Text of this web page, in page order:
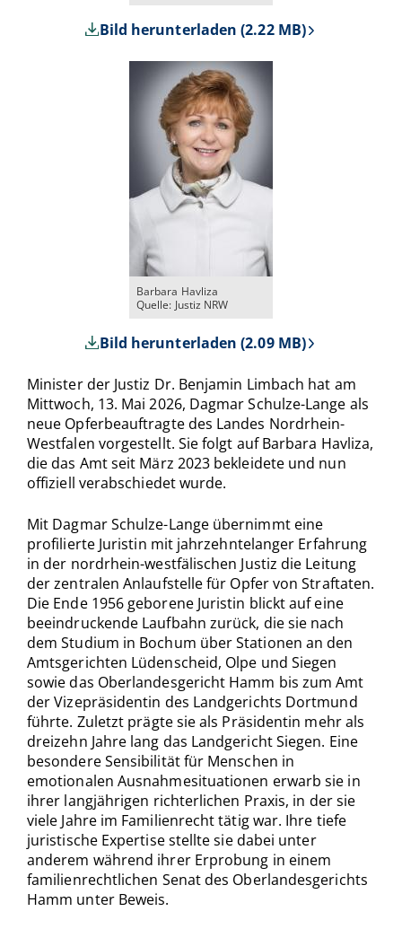
Bild herunterladen (2.22 MB)
Barbara Havliza
Quelle: Justiz NRW
Bild herunterladen (2.09 MB)
Minister der Justiz Dr. Benjamin Limbach hat am
Mittwoch, 13. Mai 2026, Dagmar Schulze-Lange als
neue Opferbeauftragte des Landes Nordrhein-
Westfalen vorgestellt. Sie folgt auf Barbara Havliza,
die das Amt seit März 2023 bekleidete und nun
offiziell verabschiedet wurde.
Mit Dagmar Schulze-Lange übernimmt eine
profilierte Juristin mit jahrzehntelanger Erfahrung
in der nordrhein-westfälischen Justiz die Leitung
der zentralen Anlaufstelle für Opfer von Straftaten.
Die Ende 1956 geborene Juristin blickt auf eine
beeindruckende Laufbahn zurück, die sie nach
dem Studium in Bochum über Stationen an den
Amtsgerichten Lüdenscheid, Olpe und Siegen
sowie das Oberlandesgericht Hamm bis zum Amt
der Vizepräsidentin des Landgerichts Dortmund
führte. Zuletzt prägte sie als Präsidentin mehr als
dreizehn Jahre lang das Landgericht Siegen. Eine
besondere Sensibilität für Menschen in
emotionalen Ausnahmesituationen erwarb sie in
ihrer langjährigen richterlichen Praxis, in der sie
viele Jahre im Familienrecht tätig war. Ihre tiefe
juristische Expertise stellte sie dabei unter
anderem während ihrer Erprobung in einem
familienrechtlichen Senat des Oberlandesgerichts
Hamm unter Beweis.